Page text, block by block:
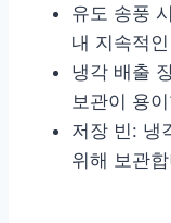
유도 송풍
내 지속적
냉각 배출
보관이 용
저장 빈: 냉
위해 보관